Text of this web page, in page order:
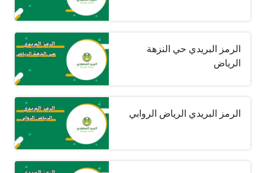
الرمز البريدي حي النزهة
الرياض
الرمز البريدي الرياض الروابي